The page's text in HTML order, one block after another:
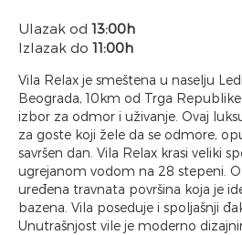
Ulazak od 13:00h
Izlazak do 11:00h
Vila Relax je smeštena u naselju
Beograda, 10km od Trga
izbor za odmor i uživanje. Ovaj
za goste koji žele da se odmore,
savršen dan. Vila Relax krasi veliki
ugrejanom vodom na 28 stepeni.
uređena travnata površina koja je
bazena. Vila poseduje i spoljašnji
Unutrašnjost vile je moderno